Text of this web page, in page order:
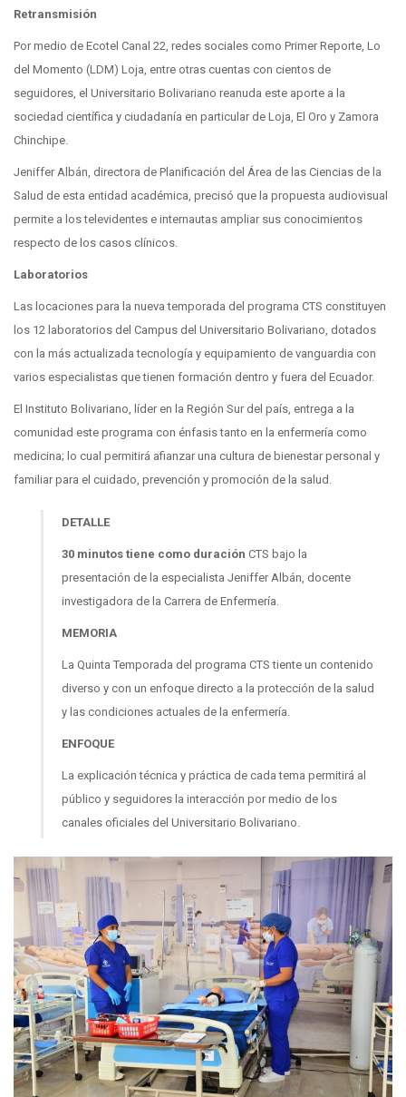
Retransmisión
Por medio de Ecotel Canal 22, redes sociales como Primer Reporte, Lo
del Momento (LDM) Loja, entre otras cuentas con cientos de
seguidores, el Universitario Bolivariano reanuda este aporte a la
sociedad científica y ciudadanía en particular de Loja, El Oro y Zamora
Chinchipe.
Jeniffer Albán, directora de Planificación del Área de las Ciencias de la
Salud de esta entidad académica, precisó que la propuesta audiovisual
permite a los televidentes e internautas ampliar sus conocimientos
respecto de los casos clínicos.
Laboratorios
Las locaciones para la nueva temporada del programa CTS constituyen
los 12 laboratorios del Campus del Universitario Bolivariano, dotados
con la más actualizada tecnología y equipamiento de vanguardia con
varios especialistas que tienen formación dentro y fuera del Ecuador.
El Instituto Bolivariano, líder en la Región Sur del país, entrega a la
comunidad este programa con énfasis tanto en la enfermería como
medicina; lo cual permitirá afianzar una cultura de bienestar personal y
familiar para el cuidado, prevención y promoción de la salud.
DETALLE
30 minutos tiene como duración CTS bajo la
presentación de la especialista Jeniffer Albán, docente
investigadora de la Carrera de Enfermería.
MEMORIA
La Quinta Temporada del programa CTS tiente un contenido
diverso y con un enfoque directo a la protección de la salud
y las condiciones actuales de la enfermería.
ENFOQUE
La explicación técnica y práctica de cada tema permitirá al
público y seguidores la interacción por medio de los
canales oficiales del Universitario Bolivariano.